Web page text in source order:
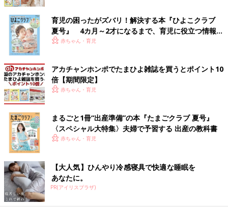
「洗濯槽は定期的なお掃除が必要な場所です」と専
門家
洗濯槽はどのくらいの頻度で、どのように掃除をするのが正解な
のでしょうか。正しい方法について、家事研究家の高橋ゆきさん
に聞きました。
「洗濯槽は湿気や汚れが多く、カビの発生しやすい場所。定期的
なお掃除が欠かせません。
お掃除の頻度は市販のクリーナーを使う場合、基本的には1〜2ヶ
月に1回が目安。洗剤の裏側等に記載がある使用頻度に従ってく
ださい。
◆洗濯槽を掃除する洗剤（クリーナー）の種類
クリーナーにはいくつかの種類があります。1つずつ紹介しまし
ょう。
育児の困ったがズバリ！解決する本『ひよこクラブ
夏号』 4カ月～2才になるまで、育児に役立つ情報が
いっぱい！
赤ちゃん・育児
アカチャンホンポでたまひよ雑誌を買うとポイント10
倍【期間限定】
赤ちゃん・育児
まるごと1冊“出産準備”の本『たまごクラブ 夏号』
〈スペシャル大特集〉夫婦で予習する 出産の教科書
赤ちゃん・育児
【大人気】ひんやり冷感寝具で快適な睡眠を
あなたに。
PR(アイリスプラザ)